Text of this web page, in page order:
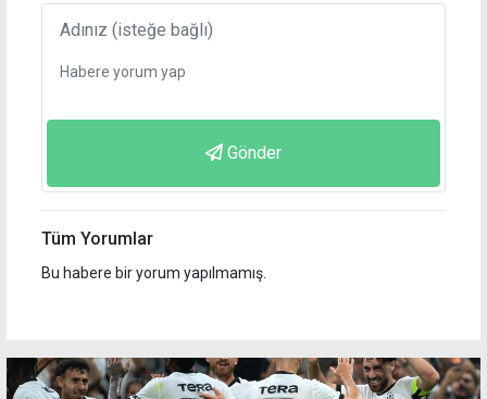
Gönder
Tüm Yorumlar
Bu habere bir yorum yapılmamış.